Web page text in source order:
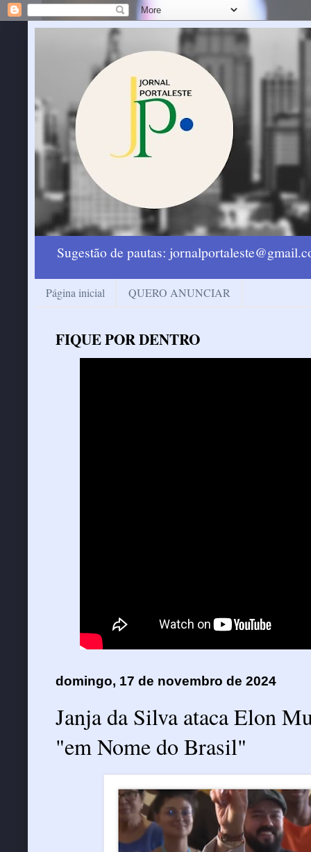
Sugestão de pautas:
Página inicial QUERO ANUNCIAR
FIQUE POR DENTRO
domingo, 17 de novembro de 2024
Janja da Silva ataca Elon
"em Nome do Brasil"